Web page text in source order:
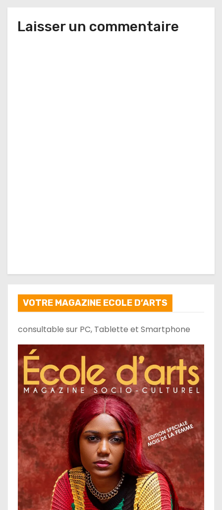
Laisser un commentaire
VOTRE MAGAZINE ECOLE D’ARTS
consultable sur PC, Tablette et Smartphone